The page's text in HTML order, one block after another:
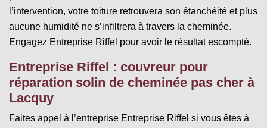
l’intervention, votre toiture retrouvera son étanchéité et plus
aucune humidité ne s’infiltrera à travers la cheminée.
Engagez Entreprise Riffel pour avoir le résultat escompté.
Entreprise Riffel : couvreur pour
réparation solin de cheminée pas cher à
Lacquy
Faites appel à l’entreprise Entreprise Riffel si vous êtes à